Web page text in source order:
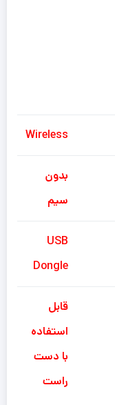
Wireless
بدون
سیم
USB
Dongle
قابل
استفاده
با دست
راست